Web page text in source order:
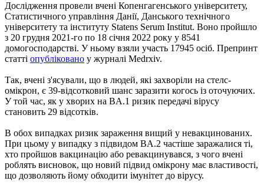
Дослідження провели вчені Копенгагенського університету,
Статистичного управління Данії, Данського технічного
університету та інституту Statens Serum Institut. Воно пройшло
з 20 грудня 2021-го по 18 січня 2022 року у 8541
домогосподарстві. У ньому взяли участь 17945 осіб. Препринт
статті опубліковано у журналі Medrxiv.
Так, вчені з'ясували, що в людей, які захворіли на стелс-
омікрон, є 39-відсотковий шанс заразити когось із оточуючих.
У той час, як у хворих на BA.1 ризик передачі вірусу
становить 29 відсотків.
В обох випадках ризик зараження вищий у невакцинованих.
При цьому у випадку з підвидом BA.2 частіше заражалися ті,
хто пройшов вакцинацію або ревакцинувався, з чого вчені
роблять висновок, що новий підвид омікрону має властивості,
що дозволяють йому обходити імунітет до вірусу.